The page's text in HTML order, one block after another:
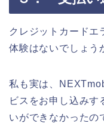
クレジットカードエ
体験はないでしょう
私も実は、
ビスをお申し込みす
いができなかったの